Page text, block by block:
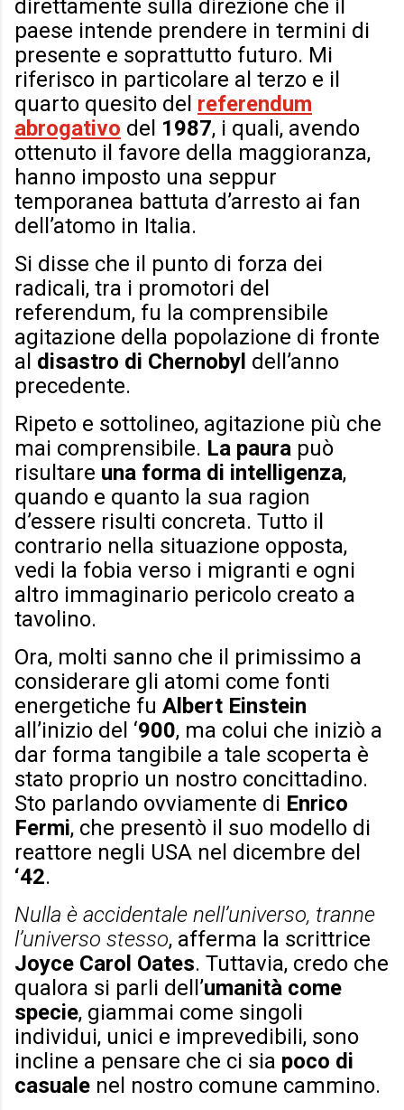
direttamente sulla direzione che il
paese intende prendere in termini di
presente e soprattutto futuro. Mi
riferisco in particolare al terzo e il
quarto quesito del referendum
abrogativo del 1987, i quali, avendo
ottenuto il favore della maggioranza,
hanno imposto una seppur
temporanea battuta d’arresto ai fan
dell’atomo in Italia.
Si disse che il punto di forza dei
radicali, tra i promotori del
referendum, fu la comprensibile
agitazione della popolazione di fronte
al disastro di Chernobyl dell’anno
precedente.
Ripeto e sottolineo, agitazione più che
mai comprensibile. La paura può
risultare una forma di intelligenza,
quando e quanto la sua ragion
d’essere risulti concreta. Tutto il
contrario nella situazione opposta,
vedi la fobia verso i migranti e ogni
altro immaginario pericolo creato a
tavolino.
Ora, molti sanno che il primissimo a
considerare gli atomi come fonti
energetiche fu Albert Einstein
all’inizio del ‘900, ma colui che iniziò a
dar forma tangibile a tale scoperta è
stato proprio un nostro concittadino.
Sto parlando ovviamente di Enrico
Fermi, che presentò il suo modello di
reattore negli USA nel dicembre del
‘42.
Nulla è accidentale nell’universo, tranne
l’universo stesso, afferma la scrittrice
Joyce Carol Oates. Tuttavia, credo che
qualora si parli dell’umanità come
specie, giammai come singoli
individui, unici e imprevedibili, sono
incline a pensare che ci sia poco di
casuale nel nostro comune cammino.